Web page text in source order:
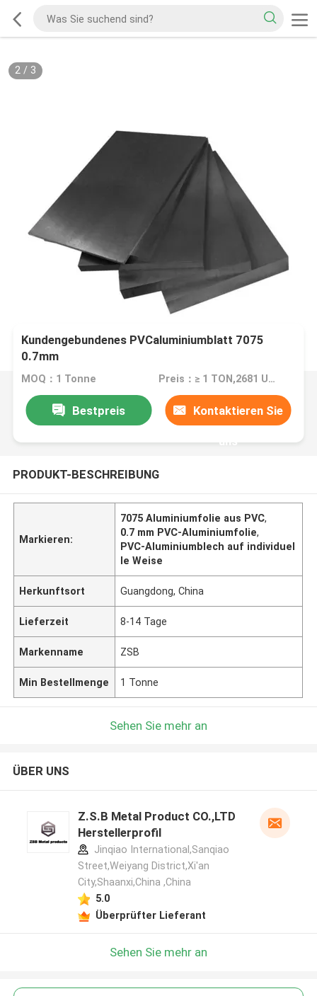
2/ 3
Kundengebundenes PVCaluminiumblatt 7075
0.7mm
MOQ：1 Tonne Preis：≥ 1 TON,2681 USD; ≥10TON,2391 USD; ≥25TON,2098USD
Bestpreis Kontaktieren Sie
uns
PRODUKT-BESCHREIBUNG
Markieren:
7075 Aluminiumfolie aus PVC,
0.7 mm PVC-Aluminiumfolie,
PVC-Aluminiumblech auf individuel
le Weise
Herkunftsort Guangdong, China
Lieferzeit 8-14 Tage
Markenname ZSB
Min Bestellmenge 1 Tonne
Sehen Sie mehr an
ÜBER UNS
Z.S.B Metal Product CO.,LTD
Herstellerprofil
Jinqiao International,Sanqiao
Street,Weiyang District,Xi'an
City,Shaanxi,China ,China
5.0
Überprüfter Lieferant
Sehen Sie mehr an